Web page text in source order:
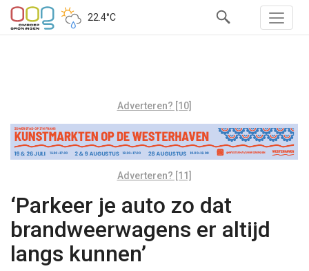
22.4°C
Adverteren? [10]
Adverteren? [11]
‘Parkeer je auto zo dat
brandweerwagens er altijd
langs kunnen’